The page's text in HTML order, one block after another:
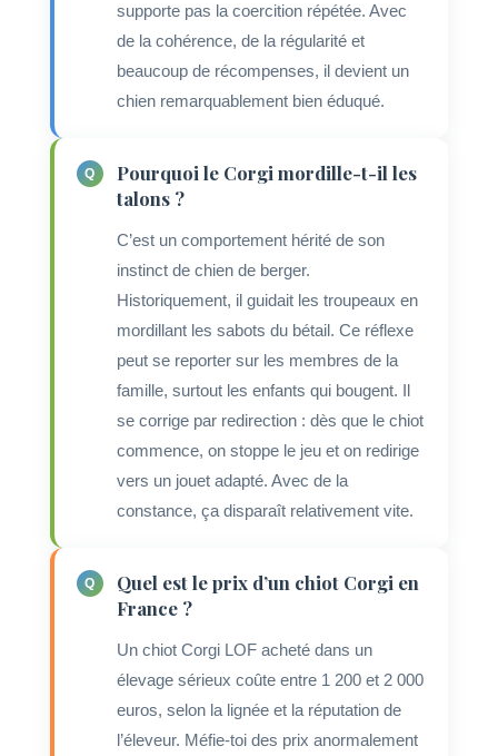
supporte pas la coercition répétée. Avec
de la cohérence, de la régularité et
beaucoup de récompenses, il devient un
chien remarquablement bien éduqué.
Pourquoi le Corgi mordille-t-il les
talons ?
C’est un comportement hérité de son
instinct de chien de berger.
Historiquement, il guidait les troupeaux en
mordillant les sabots du bétail. Ce réflexe
peut se reporter sur les membres de la
famille, surtout les enfants qui bougent. Il
se corrige par redirection : dès que le chiot
commence, on stoppe le jeu et on redirige
vers un jouet adapté. Avec de la
constance, ça disparaît relativement vite.
Quel est le prix d’un chiot Corgi en
France ?
Un chiot Corgi LOF acheté dans un
élevage sérieux coûte entre 1 200 et 2 000
euros, selon la lignée et la réputation de
l’éleveur. Méfie-toi des prix anormalement